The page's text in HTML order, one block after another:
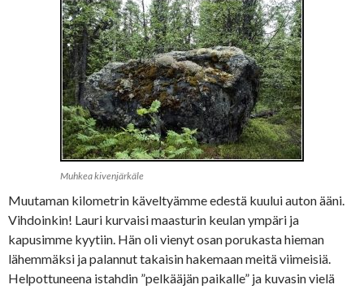
Muhkea kivenjärkäle
Muutaman kilometrin käveltyämme edestä kuului auton ääni.
Vihdoinkin! Lauri kurvaisi maasturin keulan ympäri ja
kapusimme kyytiin. Hän oli vienyt osan porukasta hieman
lähemmäksi ja palannut takaisin hakemaan meitä viimeisiä.
Helpottuneena istahdin ”pelkääjän paikalle” ja kuvasin vielä